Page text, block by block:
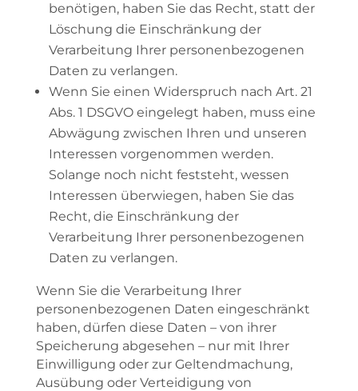
benötigen, haben Sie das Recht, statt der
Löschung die Einschränkung der
Verarbeitung Ihrer personenbezogenen
Daten zu verlangen.
Wenn Sie einen Widerspruch nach Art. 21
Abs. 1 DSGVO eingelegt haben, muss eine
Abwägung zwischen Ihren und unseren
Interessen vorgenommen werden.
Solange noch nicht feststeht, wessen
Interessen überwiegen, haben Sie das
Recht, die Einschränkung der
Verarbeitung Ihrer personenbezogenen
Daten zu verlangen.
Wenn Sie die Verarbeitung Ihrer
personenbezogenen Daten eingeschränkt
haben, dürfen diese Daten – von ihrer
Speicherung abgesehen – nur mit Ihrer
Einwilligung oder zur Geltendmachung,
Ausübung oder Verteidigung von